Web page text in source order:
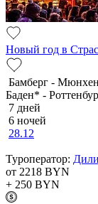
Новый год в
Бамберг -
Баден* -
7 дней
6 ночей
28.12
Туроператор:
от 2218 BYN
+ 250 BYN